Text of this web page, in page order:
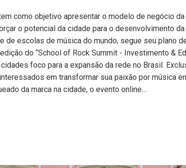
como objetivo apresentar o modelo de negócio
o potencial da cidade para o desenvolvimento
de escolas de música do mundo, segue seu plano
do “School of Rock Summit - Investimento &
foco para a expansão da rede no Brasil.
em transformar sua paixão por música
da marca na cidade, o evento online…